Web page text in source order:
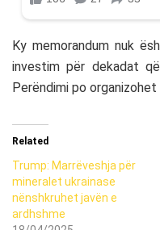
Ky memorandum nuk
investim për dekadat
Perëndimi po
Related
Trump: Marrëveshja për
mineralet ukrainase
nënshkruhet javën e
ardhshme